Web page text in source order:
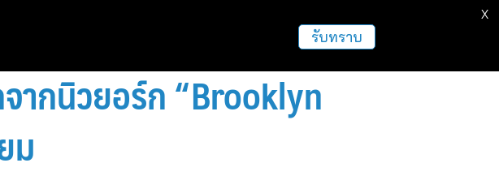
ากนิวยอร์ก “Brooklyn
ม
รับทราบ
X